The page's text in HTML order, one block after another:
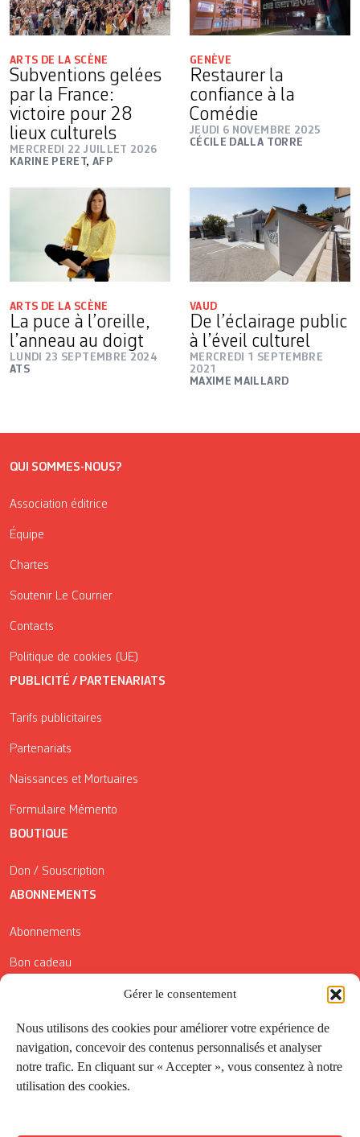
Gérer le consentement
Nous utilisons des cookies pour améliorer votre expérience de
navigation, concevoir des contenus personnalisés et analyser
notre trafic. En cliquant sur « Accepter », vous consentez à notre
utilisation des cookies.
ARTS DE LA SCÈNE
Subventions gelées
par la France:
victoire pour 28
lieux culturels
MERCREDI 22 JUILLET 2026
KARINE PERET, AFP
GENÈVE
Restaurer la
confiance à la
Comédie
JEUDI 6 NOVEMBRE 2025
CÉCILE DALLA TORRE
ARTS DE LA SCÈNE
La puce à l’oreille,
l’anneau au doigt
LUNDI 23 SEPTEMBRE 2024
ATS
VAUD
De l’éclairage public
à l’éveil culturel
MERCREDI 1 SEPTEMBRE
2021
MAXIME MAILLARD
QUI SOMMES-NOUS?
Association éditrice
Équipe
Chartes
Soutenir Le Courrier
Contacts
Politique de cookies (UE)
PUBLICITÉ / PARTENARIATS
Tarifs publicitaires
Partenariats
Naissances et Mortuaires
Formulaire Mémento
BOUTIQUE
Don / Souscription
ABONNEMENTS
Abonnements
Bon cadeau
Conditions générales de vente
Réductions de la Carte Côté Courrier
Application